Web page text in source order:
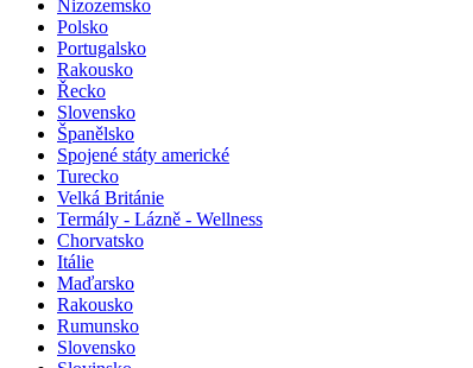
Nizozemsko
Polsko
Portugalsko
Rakousko
Řecko
Slovensko
Španělsko
Spojené státy americké
Turecko
Velká Británie
Termály - Lázně - Wellness
Chorvatsko
Itálie
Maďarsko
Rakousko
Rumunsko
Slovensko